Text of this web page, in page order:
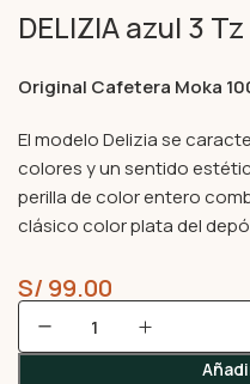
DELIZIA azul 3
Original Cafetera Moka
El modelo Delizia se
colores y un sentido
perilla de color entero
clásico color plata del
S/ 99.00